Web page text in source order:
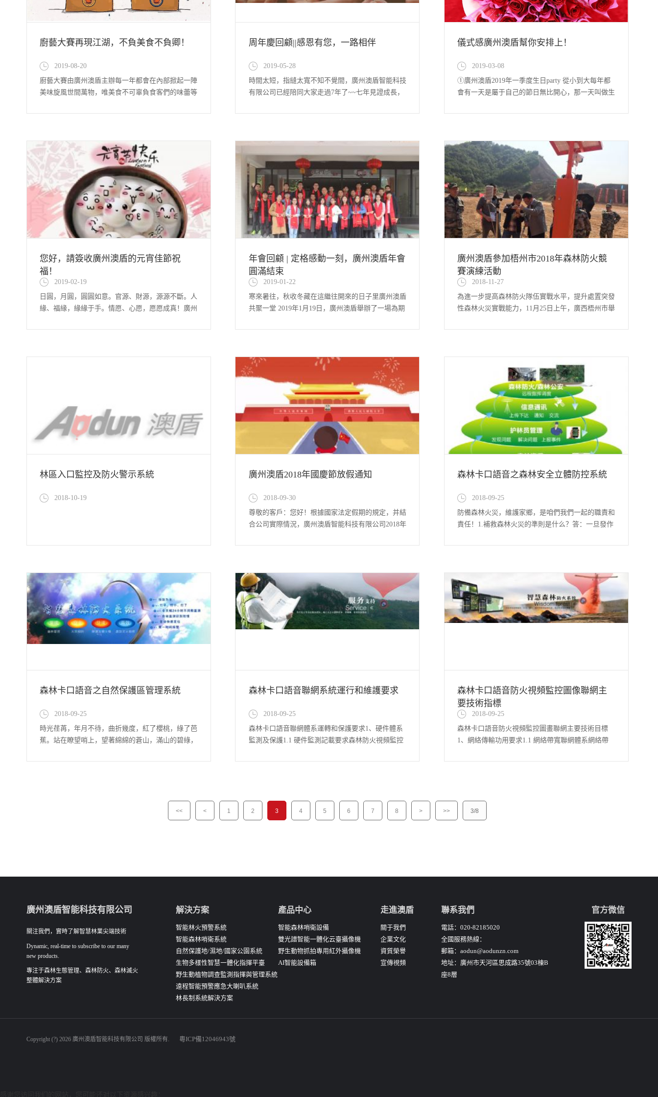
廚藝大賽再現江湖，不負美食不負卿！
2019-08-20
廚藝大賽由廣州澳盾主辦每一年都會在內部掀起一陣
美味旋風世間萬物，唯美食不可辜負食客們的味蕾等
神之路！2019年8月17日，廣州澳盾第六屆“廚神大
的熱情展開了。在主持人宣布比賽開始之后選手們在
同等條件下拿出看...
周年慶回顧||感恩有您，一路相伴
2019-05-28
時間太短，指縫太寬不知不覺間，廣州澳盾智能科技
有限公司已經陪同大家走過7年了~~七年見證成長，
場的周年趴！ 1齊心協力，勇往直前一大早，廣州澳
心瞬間，共同祝愿下山后，大家齊聚一堂。各領導帶
儀式感廣州澳盾幫你安排上！
2019-03-08
①廣州澳盾2019年一季度生日party 從小到大每年都
會有一天是屬于自己的節日無比開心，那一天叫做生
了一個幼稚年輪的過去，預示著一個更成熟更豐碩的
倍加重視，總會叫著同學好友歡聚一番，小時候家人
總...
您好，請簽收廣州澳盾的元宵佳節祝
福！
2019-02-19
日圓，月圓，圓圓如意。官源、財源，源源不斷。人
緣、福緣，緣緣于手。情愿、心愿，愿愿成真！廣州
年會回顧 | 定格感動一刻，廣州澳盾年會
圓滿結束
2019-01-22
寒來暑往，秋收冬藏在這繼往開來的日子里廣州澳盾
共聚一堂 2019年1月19日，廣州澳盾舉辦了一場為期
獲。 首先，年度總結大會在公司會議室舉行。廣州
一年來，我們收獲頗多，感謝每一個家人的努...
廣州澳盾參加梧州市2018年森林防火競
賽演練活動
2018-11-27
為進一步提高森林防火隊伍實戰水平，提升處置突發
性森林火災實戰能力，11月25日上午，廣西梧州市舉
市區七個專業森林消防隊和3個半專業消防隊共200多
河比賽，現場指揮部組織指揮各種撲火力量，以各種
手段、撲救方式...
林區入口監控及防火警示系統
2018-10-19
廣州澳盾2018年國慶節放假通知
2018-09-30
尊敬的客戶：您好！根據國家法定假期的規定，并結
合公司實際情況，廣州澳盾智能科技有限公司2018年
時間，共7天，10月8日（星期一）起正常上班。 感
森林卡口語音之森林安全立體防控系統
2018-09-25
防備森林火災，維護家鄉，是咱們我們一起的職責和
責任！1.補救森林火災的準則是什么？答：一旦發作
奪秒地將林火消除在初發階段。2.撲火的辦法有哪兩
活兩種辦法相結合的救活辦法。直接救活常選用的辦
法是撲火人員運用手...
森林卡口語音之自然保護區管理系統
2018-09-25
時光荏苒，年月不待，曲折幾度，紅了櫻桃，綠了芭
蕉。站在瞭望哨上，望著綿綿的蒼山，滿山的碧綠，
山”，十八大以來，習近平總書記一向反復強調，要
森林卡口語音聯網系統運行和維護要求
2018-09-25
森林卡口語音聯網體系運轉和保護要求1、硬件體系
監測及保護1.1 硬件監測記載要求森林防火視頻監控
求如下：a) 應樹立聯網體系硬件設備功能參數表，
森林卡口語音防火視頻監控圖像聯網主
要技術指標
2018-09-25
森林卡口語音防火視頻監控圖畫聯網主要技術目標
1、網絡傳輸功用要求1.1 網絡帶寬聯網體系網絡帶
聯、用戶終端接入監控中心的帶寬要求并留有余量。
<< < 1 2 3 4 5 6 7 8 > >> 3/8
廣州澳盾智能科技有限公司
關注我們，實時了解智慧林業尖端技術
Dynamic, real-time to subscribe to our many
new products.
專注于森林生態管理、森林防火、森林滅火
整體解決方案
解決方案
智能林火預警系統
智能森林哨衛系統
自然保護地/濕地/國家公園系統
生物多樣性智慧一體化指揮平臺
野生動植物調查監測指揮與管理系統
遠程智能預警應急大喇叭系統
林長制系統解決方案
產品中心
智能森林哨衛設備
雙光譜智能一體化云臺攝像機
野生動物抓拍專用紅外攝像機
AI智能設備箱
走進澳盾
關于我們
企業文化
資質榮譽
宣傳視頻
聯系我們
電話：020-82185020
全國服務熱線：
郵箱： aodun@aodunzn.com
地址：廣州市天河區思成路35號03棟B
座8層
官方微信
Copyright (?) 2026 廣州澳盾智能科技有限公司 版權所有. 粵ICP備12046943號